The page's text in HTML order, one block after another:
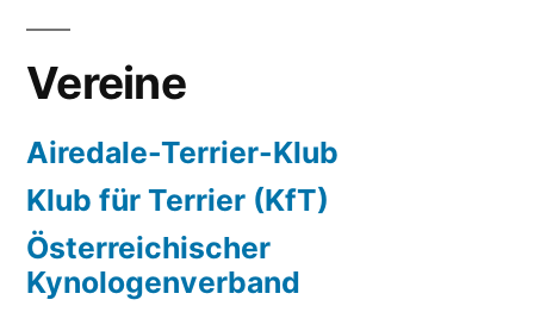
Vereine
Airedale-Terrier-Klub
Klub für Terrier (KfT)
Österreichischer
Kynologenverband